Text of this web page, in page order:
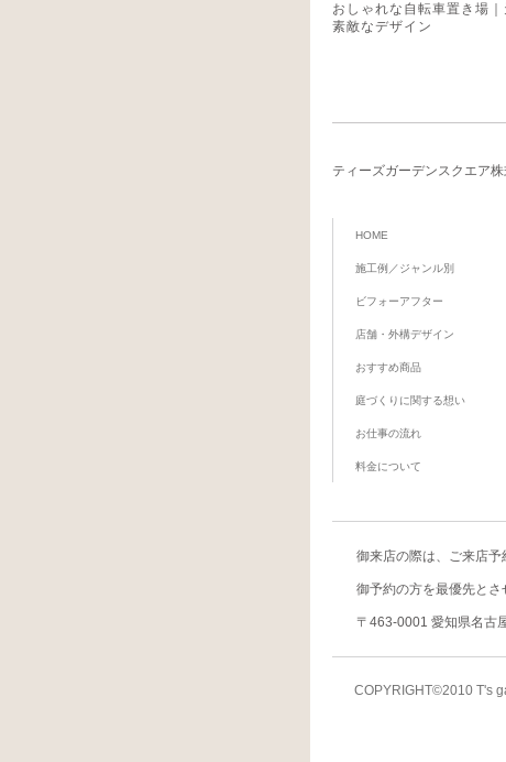
おしゃれな自転車置き場
素敵なデザイン
ティーズガーデンスクエア
HOME
施工例／ジャンル別
ビフォーアフター
店舗・外構デザイン
おすすめ商品
庭づくりに関する想い
お仕事の流れ
料金について
御来店の際は、 ご来店予
御予約の方を最優先とさ
〒463-0001 愛知県名古
COPYRIGHT©2010 T's